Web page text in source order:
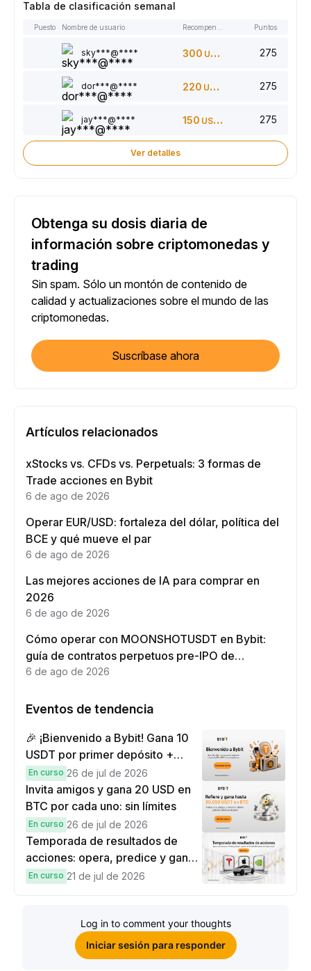
Tabla de clasificación semanal
Puesto Nombre de usuario Puntos
sky***@**** 300 USDT 275
dor***@**** 220 USDT 275
jay***@**** 150 USDT 275
Ver detalles
Obtenga su dosis diaria de
información sobre criptomonedas y
trading
Sin spam. Sólo un montón de contenido de
calidad y actualizaciones sobre el mundo de las
criptomonedas.
Suscríbase ahora
Artículos relacionados
xStocks vs. CFDs vs. Perpetuals: 3 formas de
Trade acciones en Bybit
6 de ago de 2026
Operar EUR/USD: fortaleza del dólar, política del
BCE y qué mueve el par
6 de ago de 2026
Las mejores acciones de IA para comprar en
2026
6 de ago de 2026
Cómo operar con MOONSHOTUSDT en Bybit:
guía de contratos perpetuos pre-IPO de
Moonshot AI
6 de ago de 2026
Eventos de tendencia
🎉 ¡Bienvenido a Bybit! Gana 10
USDT por primer depósito +
hasta 9,999 USDT en
recompensas
En curso 26 de jul de 2026
Invita amigos y gana 20 USD en
BTC por cada uno: sin límites
En curso 26 de jul de 2026
Temporada de resultados de
acciones: opera, predice y gana
una Cybertruck.
En curso 21 de jul de 2026
Log in to comment your thoughts
Iniciar sesión para responder